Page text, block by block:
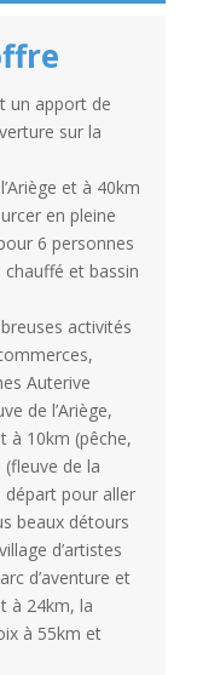
un apport de
sur la
et à 40km
en pleine
6 personnes
chauffé et bassin
activités
Auterive
de l’Ariège,
à 10km (pêche,
de la
pour aller
beaux détours
d’artistes
d’aventure et
à 24km, la
à 55km et